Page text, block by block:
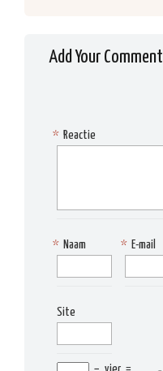
Add Your Comment
Reactie
*
Naam
* E-mail
*
Site